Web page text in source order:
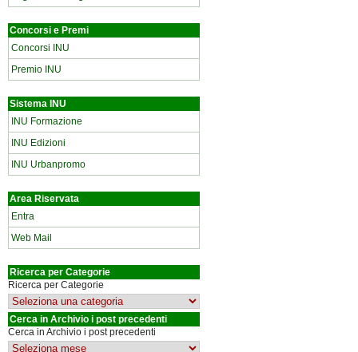
Concorsi e Premi
Concorsi INU
Premio INU
Sistema INU
INU Formazione
INU Edizioni
INU Urbanpromo
Area Riservata
Entra
Web Mail
Ricerca per Categorie
Ricerca per Categorie
Cerca in Archivio i post precedenti
Cerca in Archivio i post precedenti